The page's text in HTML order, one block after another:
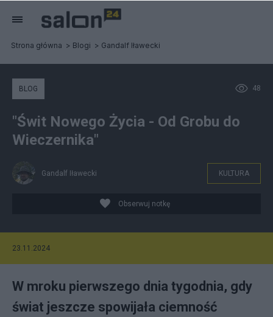
Strona główna Blogi Gandalf Iławecki
48
BLOG
"Świt Nowego Życia - Od Grobu do
Wieczernika"
Gandalf Iławecki KULTURA
Obserwuj notkę
23.11.2024
W mroku pierwszego dnia tygodnia, gdy
świat jeszcze spowijała ciemność